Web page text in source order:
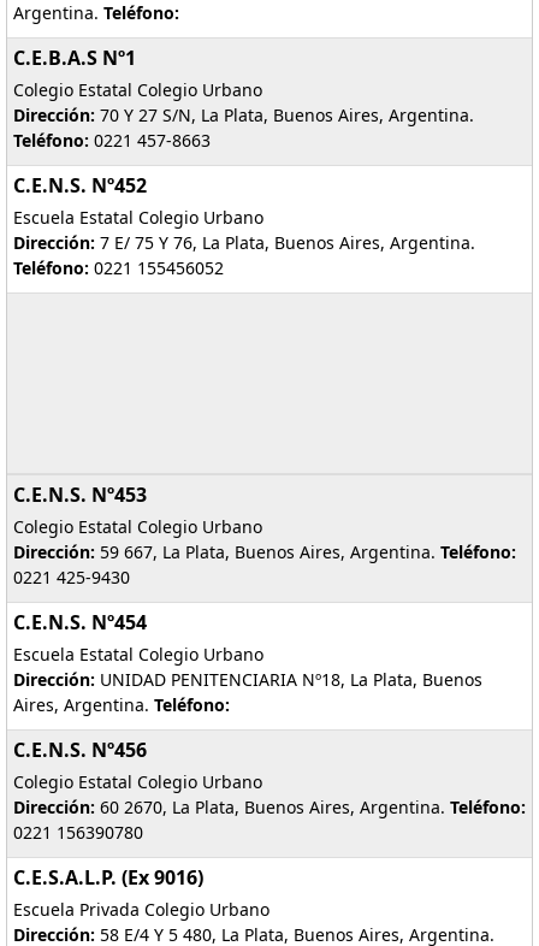
Argentina. Teléfono:
C.E.B.A.S Nº1
Colegio Estatal Colegio Urbano
Dirección: 70 Y 27 S/N, La Plata, Buenos Aires, Argentina.
Teléfono: 0221 457-8663
C.E.N.S. Nº452
Escuela Estatal Colegio Urbano
Dirección: 7 E/ 75 Y 76, La Plata, Buenos Aires, Argentina.
Teléfono: 0221 155456052
C.E.N.S. Nº453
Colegio Estatal Colegio Urbano
Dirección: 59 667, La Plata, Buenos Aires, Argentina. Teléfono:
0221 425-9430
C.E.N.S. Nº454
Escuela Estatal Colegio Urbano
Dirección: UNIDAD PENITENCIARIA Nº18, La Plata, Buenos
Aires, Argentina. Teléfono:
C.E.N.S. Nº456
Colegio Estatal Colegio Urbano
Dirección: 60 2670, La Plata, Buenos Aires, Argentina. Teléfono:
0221 156390780
C.E.S.A.L.P. (ex 9016)
Escuela Privada Colegio Urbano
Dirección: 58 E/4 Y 5 480, La Plata, Buenos Aires, Argentina.